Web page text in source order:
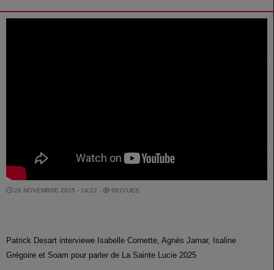
28 NOVEMBRE 2025 - 14:22 - 681VUES
Patrick Desart interviewe Isabelle Cornette, Agnès Jamar, Isaline
Grégoire et Soam pour parler de La Sainte Lucie 2025